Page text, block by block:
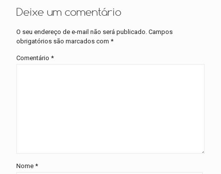
Deixe um comentário
O seu endereço de e-mail não será publicado. Campos
obrigatórios são marcados com *
Comentário *
Nome *